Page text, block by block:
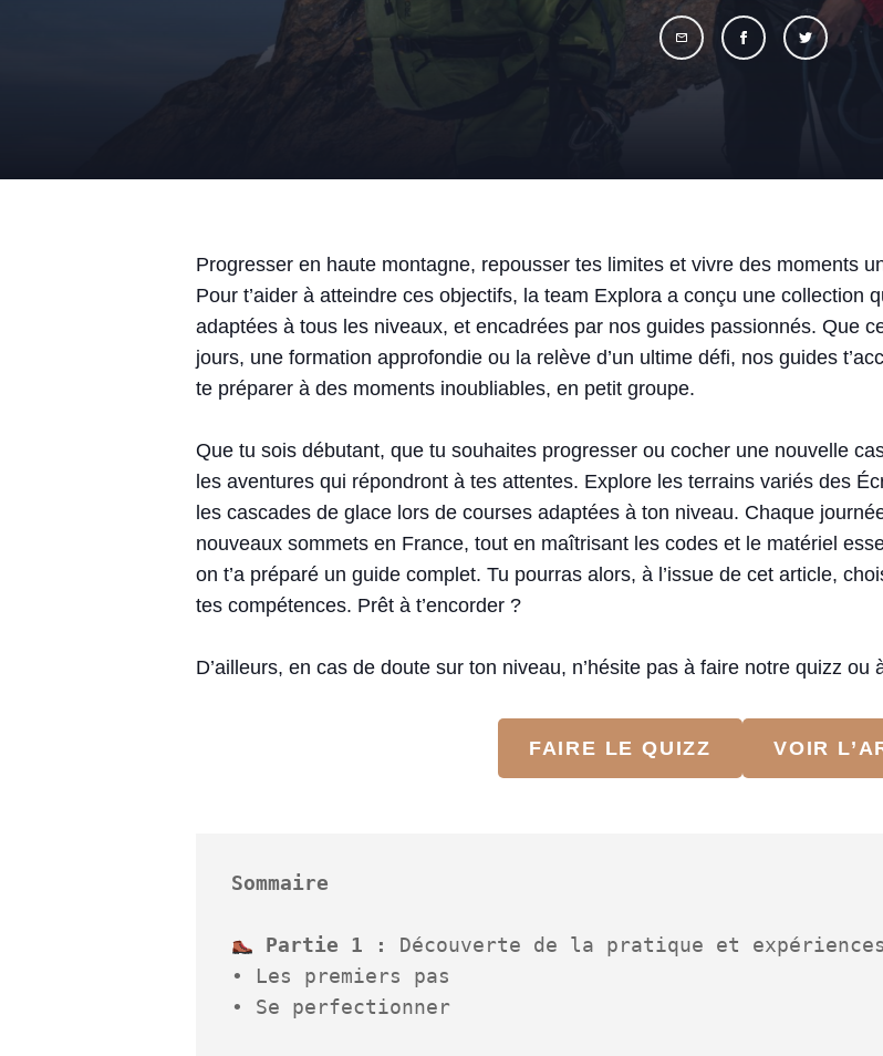
Progresser en haute montagne, repousser tes limites et vivre des moments
Pour t’aider à atteindre ces objectifs, la team Explora a conçu une collection
adaptées à tous les niveaux, et encadrées par nos guides passionnés. Que
jours, une formation approfondie ou la relève d’un ultime défi, nos guides
te préparer à des moments inoubliables, en petit groupe.
Que tu sois débutant, que tu souhaites progresser ou cocher une nouvelle
les aventures qui répondront à tes attentes. Explore les terrains variés des
les cascades de glace lors de courses adaptées à ton niveau. Chaque
nouveaux sommets en France, tout en maîtrisant les codes et le matériel
on t’a préparé un guide complet. Tu pourras alors, à l’issue de cet article,
tes compétences. Prêt à t’encorder ?
D’ailleurs, en cas de doute sur ton niveau, n’hésite pas à faire notre quizz
FAIRE LE QUIZZ VOIR
Sommaire
Partie 1 :
Découverte de la pratique et expériences
• Les premiers pas
• Se perfectionner